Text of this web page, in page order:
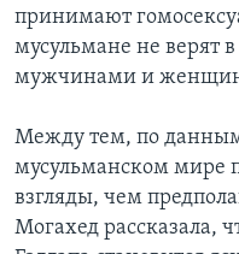
принимают
мусульмане не верят
мужчинами и
Между тем, по данным
мусульманском мире
взгляды, чем
Могахед рассказала,